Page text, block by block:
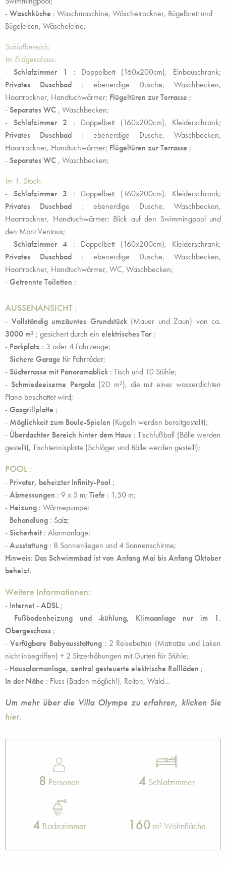
-Waschküche : Waschmaschine, Wäschetrockner, Bügelbrett und
Bügeleisen, Wäscheleine;
Schlafbereich:
Im Erdgeschoss:
- Schlafzimmer 1
: Doppelbett (160x200cm), Einbauschrank;
Privates Duschbad : ebenerdige Dusche, Waschbecken,
Haartrockner, Handtuchwärmer; Flügeltüren zur Terrasse ;
-Separates WC , Waschbecken;
- Schlafzimmer 2 : Doppelbett (160x200cm), Kleiderschrank;
Privates Duschbad : ebenerdige Dusche, Waschbecken,
Haartrockner, Handtuchwärmer; Flügeltüren zur Terrasse ;
-Separates WC , Waschbecken;
Im 1. Stock:
- Schlafzimmer 3 : Doppelbett (160x200cm), Kleiderschrank;
Privates Duschbad : ebenerdige Dusche, Waschbecken,
Haartrockner, Handtuchwärmer; Blick auf den Swimmingpool und
den Mont Ventoux;
- Schlafzimmer 4 : Doppelbett (160x200cm), Kleiderschrank;
Privates Duschbad : ebenerdige Dusche, Waschbecken,
Haartrockner, Handtuchwärmer, WC, Waschbecken;
-Getrennte Toiletten ;
AUSSENANSICHT :
- Vollständig umzäuntes Grundstück(Mauer und Zaun) von ca.
3000 m² ; gesichert durch ein elektrisches Tor;
- Parkplatz : 3 oder 4 Fahrzeuge;
-Sichere Garage für Fahrräder;
-Südterrasse mit Panoramablick : Tisch und 10 Stühle;
-Schmiedeeiserne Pergola(20 m²), die mit einer wasserdichten
Plane beschattet wird;
-Gasgrillplatte ;
- Möglichkeit zum Boule-Spielen (Kugeln werden bereitgestellt);
- Überdachter Bereich hinter dem Haus : Tischfußball (Bälle werden
gestellt), Tischtennisplatte (Schläger und Bälle werden gestellt);
POOL :
- Privater, beheizter Infinity-Pool ;
-Abmessungen : 9 x 5 m; Tiefe : 1,50 m;
- Heizung : Wärmepumpe;
- Behandlung : Salz;
-Sicherheit : Alarmanlage;
-Ausstattung : 8 Sonnenliegen und 4 Sonnenschirme;
Hinweis: Das Schwimmbad ist von Anfang Mai bis Anfang Oktober
beheizt.
Weitere Informationen:
- Internet - ADSL ;
- Fußbodenheizung und -kühlung, Klimaanlage nur im 1.
Obergeschoss ;
-Verfügbare Babyausstattung: 2 Reisebetten (Matratze und Laken
nicht inbegriffen) + 2 Sitzerhöhungen mit Gurten für Stühle;
- Hausalarmanlage, zentral gesteuerte elektrische Rollläden ;
In der Nähe : Fluss (Baden möglich!), Reiten, Wald...
Um mehr über die Villa Olympe zu erfahren, klicken Sie
hier.
8 Personen 4 Schlafzimmer
4 Badezimmer 160 m² Wohnfläche